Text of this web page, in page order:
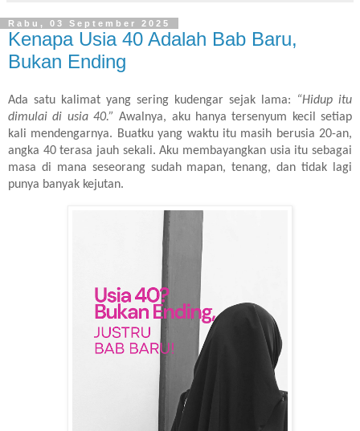
Rabu, 03 September 2025
Kenapa Usia 40 Adalah Bab Baru,
Bukan Ending
Ada satu kalimat yang sering kudengar sejak lama:
“Hidup itu
dimulai di usia 40.” Awalnya, aku hanya tersenyum kecil setiap
kali mendengarnya. Buatku yang waktu itu masih berusia 20-an,
angka 40 terasa jauh sekali. Aku membayangkan usia itu sebagai
masa di mana seseorang sudah mapan, tenang, dan tidak lagi
punya banyak kejutan.